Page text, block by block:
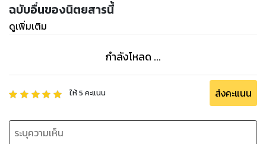
ฉบับอื่นของนิตยสารนี้
ดูเพิ่มเติม
กำลังโหลด ...
ให้5 คะแนน ส่งคะแนน